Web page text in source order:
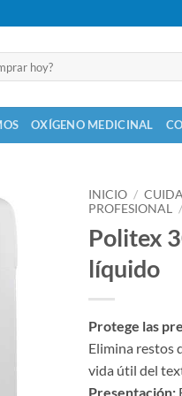
OXÍGENO MEDICINAL
INICIO /
PROFESIONAL
/
Politex
líquido
Protege las
Elimina restos
vida útil del
Presentación: